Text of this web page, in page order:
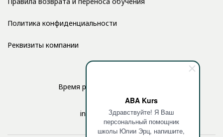
ABA Kurs
Здравствуйте! Я Ваш
персональный помощник
школы Юлии Эрц, напишите,
Политика конфиденциальности
Реквизиты компании
Время работы: с 10:00 до 17:00
info@aba-kurs.com